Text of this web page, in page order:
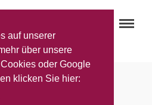
auf unserer
über unsere
oder Google
klicken Sie hier:
Innsbruck